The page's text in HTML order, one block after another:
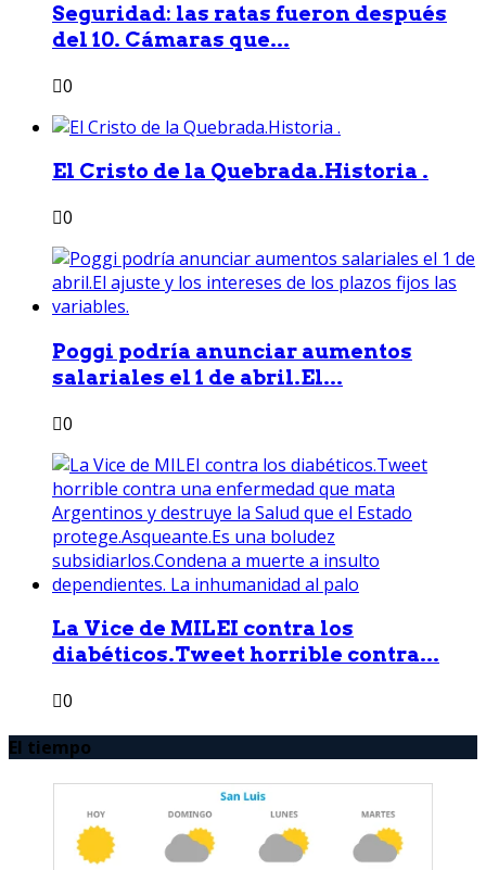
Seguridad: las ratas fueron después
del 10. Cámaras que...
0
El Cristo de la Quebrada.Historia .
0
Poggi podría anunciar aumentos
salariales el 1 de abril.El...
0
La Vice de MILEI contra los
diabéticos.Tweet horrible contra...
0
El tiempo